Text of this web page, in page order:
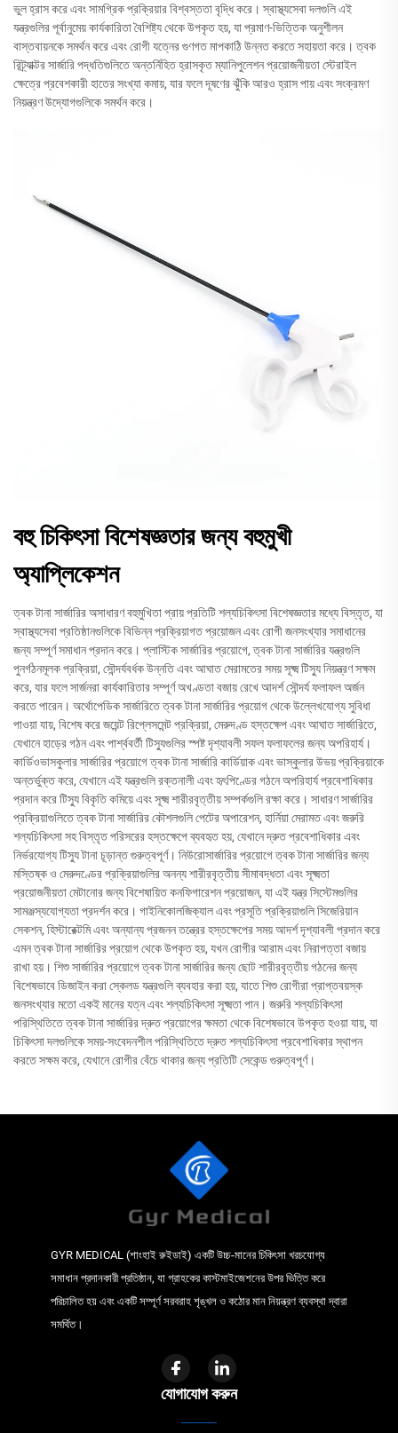
ভুল হ্রাস করে এবং সামগ্রিক প্রক্রিয়ার বিশ্বস্ততা বৃদ্ধি করে। স্বাস্থ্যসেবা দলগুলি এই
যন্ত্রগুলির পূর্বানুমেয় কার্যকারিতা বৈশিষ্ট্য থেকে উপকৃত হয়, যা প্রমাণ-ভিত্তিক অনুশীলন
বাস্তবায়নকে সমর্থন করে এবং রোগী যত্নের গুণগত মাপকাঠি উন্নত করতে সহায়তা করে। ত্বক
রিট্র্যাক্টর সার্জারি পদ্ধতিগুলিতে অন্তর্নিহিত হ্রাসকৃত ম্যানিপুলেশন প্রয়োজনীয়তা স্টেরাইল
ক্ষেত্রে প্রবেশকারী হাতের সংখ্যা কমায়, যার ফলে দূষণের ঝুঁকি আরও হ্রাস পায় এবং সংক্রমণ
নিয়ন্ত্রণ উদ্যোগগুলিকে সমর্থন করে।
বহু চিকিৎসা বিশেষজ্ঞতার জন্য বহুমুখী
অ্যাপ্লিকেশন
ত্বক টানা সার্জারির অসাধারণ বহুমুখিতা প্রায় প্রতিটি শল্যচিকিৎসা বিশেষজ্ঞতার মধ্যে বিস্তৃত, যা
স্বাস্থ্যসেবা প্রতিষ্ঠানগুলিকে বিভিন্ন প্রক্রিয়াগত প্রয়োজন এবং রোগী জনসংখ্যার সমাধানের
জন্য সম্পূর্ণ সমাধান প্রদান করে। প্লাস্টিক সার্জারির প্রয়োগে, ত্বক টানা সার্জারির যন্ত্রগুলি
পুনর্গঠনমূলক প্রক্রিয়া, সৌন্দর্যবর্ধক উন্নতি এবং আঘাত মেরামতের সময় সূক্ষ্ম টিস্যু নিয়ন্ত্রণ সক্ষম
করে, যার ফলে সার্জনরা কার্যকারিতার সম্পূর্ণ অখণ্ডতা বজায় রেখে আদর্শ সৌন্দর্য ফলাফল অর্জন
করতে পারেন। অর্থোপেডিক সার্জারিতে ত্বক টানা সার্জারির প্রয়োগ থেকে উল্লেখযোগ্য সুবিধা
পাওয়া যায়, বিশেষ করে জয়েন্ট রিপ্লেসমেন্ট প্রক্রিয়া, মেরুদণ্ড হস্তক্ষেপ এবং আঘাত সার্জারিতে,
যেখানে হাড়ের গঠন এবং পার্শ্ববর্তী টিস্যুগুলির স্পষ্ট দৃশ্যাবলী সফল ফলাফলের জন্য অপরিহার্য।
কার্ডিওভাসকুলার সার্জারির প্রয়োগে ত্বক টানা সার্জারি কার্ডিয়াক এবং ভাস্কুলার উভয় প্রক্রিয়াকে
অন্তর্ভুক্ত করে, যেখানে এই যন্ত্রগুলি রক্তনালী এবং হৃৎপিণ্ডের গঠনে অপরিহার্য প্রবেশাধিকার
প্রদান করে টিস্যু বিকৃতি কমিয়ে এবং সূক্ষ্ম শারীরবৃত্তীয় সম্পর্কগুলি রক্ষা করে। সাধারণ সার্জারির
প্রক্রিয়াগুলিতে ত্বক টানা সার্জারির কৌশলগুলি পেটের অপারেশন, হার্নিয়া মেরামত এবং জরুরি
শল্যচিকিৎসা সহ বিস্তৃত পরিসরের হস্তক্ষেপে ব্যবহৃত হয়, যেখানে দ্রুত প্রবেশাধিকার এবং
নির্ভরযোগ্য টিস্যু টানা চূড়ান্ত গুরুত্বপূর্ণ। নিউরোসার্জারির প্রয়োগে ত্বক টানা সার্জারির জন্য
মস্তিষ্ক ও মেরুদণ্ডের প্রক্রিয়াগুলির অনন্য শারীরবৃত্তীয় সীমাবদ্ধতা এবং সূক্ষ্মতা
প্রয়োজনীয়তা মেটানোর জন্য বিশেষায়িত কনফিগারেশন প্রয়োজন, যা এই যন্ত্র সিস্টেমগুলির
সামঞ্জস্যযোগ্যতা প্রদর্শন করে। গাইনিকোলজিক্যাল এবং প্রসূতি প্রক্রিয়াগুলি সিজেরিয়ান
সেকশন, হিস্টারেক্টমি এবং অন্যান্য প্রজনন তন্ত্রের হস্তক্ষেপের সময় আদর্শ দৃশ্যাবলী প্রদান করে
এমন ত্বক টানা সার্জারির প্রয়োগ থেকে উপকৃত হয়, যখন রোগীর আরাম এবং নিরাপত্তা বজায়
রাখা হয়। শিশু সার্জারির প্রয়োগে ত্বক টানা সার্জারির জন্য ছোট শারীরবৃত্তীয় গঠনের জন্য
বিশেষভাবে ডিজাইন করা স্কেলড যন্ত্রগুলি ব্যবহার করা হয়, যাতে শিশু রোগীরা প্রাপ্তবয়স্ক
জনসংখ্যার মতো একই মানের যত্ন এবং শল্যচিকিৎসা সূক্ষ্মতা পান। জরুরি শল্যচিকিৎসা
পরিস্থিতিতে ত্বক টানা সার্জারির দ্রুত প্রয়োগের ক্ষমতা থেকে বিশেষভাবে উপকৃত হওয়া যায়, যা
চিকিৎসা দলগুলিকে সময়-সংবেদনশীল পরিস্থিতিতে দ্রুত শল্যচিকিৎসা প্রবেশাধিকার স্থাপন
করতে সক্ষম করে, যেখানে রোগীর বেঁচে থাকার জন্য প্রতিটি সেকেন্ড গুরুত্বপূর্ণ।
GYR MEDICAL (শাংহাই রুইডাই) একটি উচ্চ-মানের চিকিৎসা খরচযোগ্য
সমাধান প্রদানকারী প্রতিষ্ঠান, যা গ্রাহকের কাস্টমাইজেশনের উপর ভিত্তি করে
পরিচালিত হয় এবং একটি সম্পূর্ণ সরবরাহ শৃঙ্খল ও কঠোর মান নিয়ন্ত্রণ ব্যবস্থা দ্বারা
সমর্থিত।
যোগাযোগ করুন